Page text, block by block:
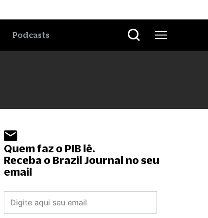
Podcasts
Quem faz o PIB lê.
Receba o Brazil Journal no seu
email